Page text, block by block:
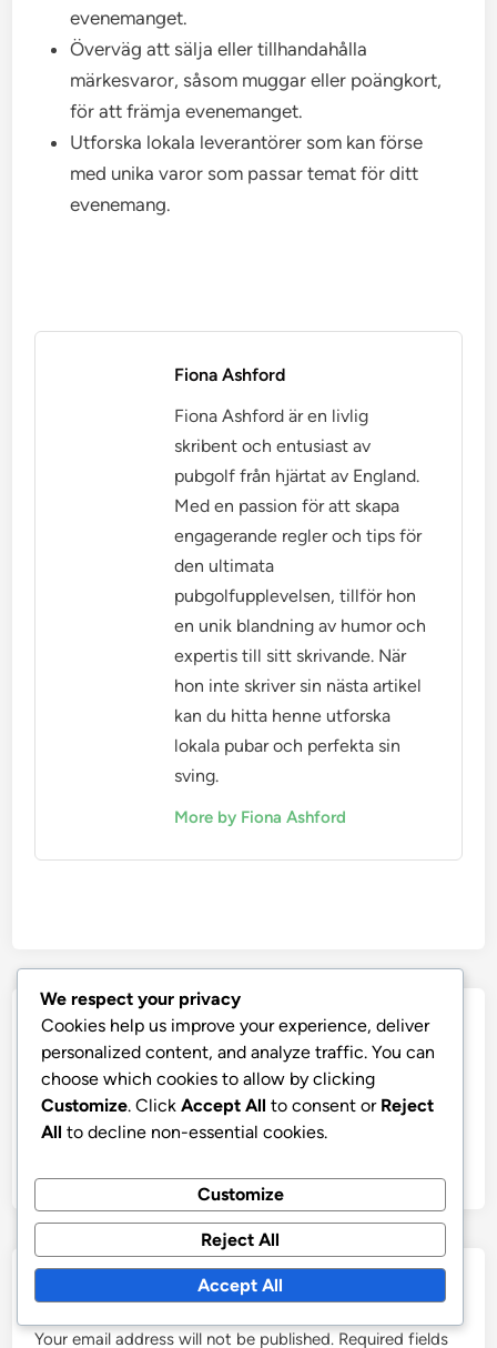
evenemanget.
Överväg att sälja eller tillhandahålla
märkesvaror, såsom muggar eller poängkort,
för att främja evenemanget.
Utforska lokala leverantörer som kan förse
med unika varor som passar temat för ditt
evenemang.
Fiona Ashford
Fiona Ashford är en livlig
skribent och entusiast av
pubgolf från hjärtat av England.
Med en passion för att skapa
engagerande regler och tips för
den ultimata
pubgolfupplevelsen, tillför hon
en unik blandning av humor och
expertis till sitt skrivande. När
hon inte skriver sin nästa artikel
kan du hitta henne utforska
lokala pubar och perfekta sin
sving.
More by Fiona Ashford
Post
navigation
Previous ArticlePrevious
article:
Hälsorelaterade
överväganden i Pub
Golf: Vätskeintag,
Matintag, Medicinska
Next Article
Säkerhetsprotokoll för
Nödkontakter, Första
hjälpen, Riskhantering
Your email address will not be published. Required fields
We respect your privacy
Cookies help us improve your experience, deliver
personalized content, and analyze traffic. You can
choose which cookies to allow by clicking
Customize. Click Accept All to consent or Reject
All to decline non-essential cookies.
Customize
Reject All
Accept All